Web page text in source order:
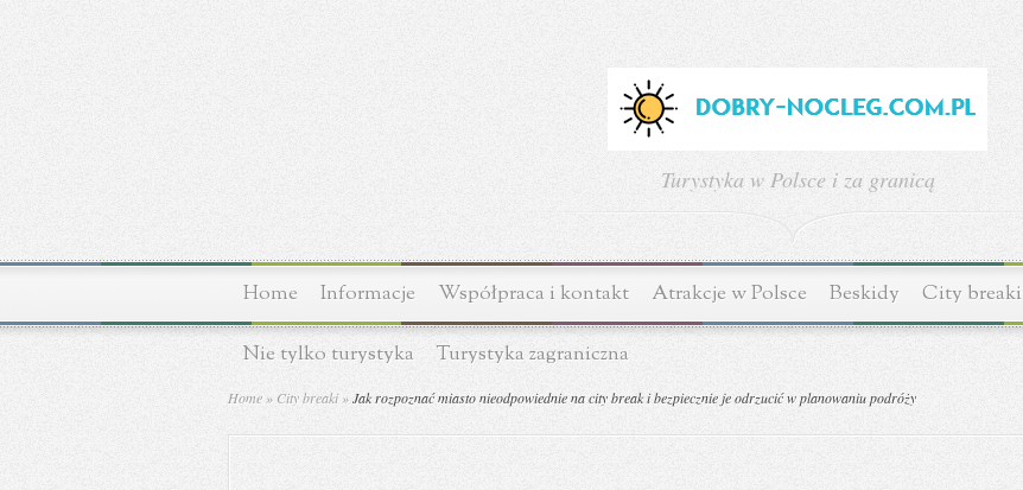
Turystyka w Polsce i za granicą
Home Informacje Współpraca i kontakt Atrakcje w Polsce Beskidy City breaki
Nie tylko turystyka Turystyka zagraniczna
Home » City breaki »Jak rozpoznać miasto nieodpowiednie na city break i bezpiecznie je odrzucić w planowaniu podróży